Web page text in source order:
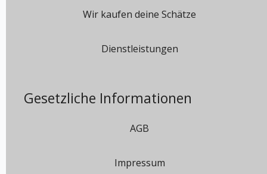
Wir kaufen deine Schätze
Dienstleistungen
Gesetzliche Informationen
AGB
Impressum